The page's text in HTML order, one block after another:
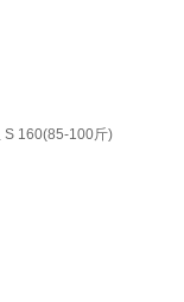
S 160(85-100斤)